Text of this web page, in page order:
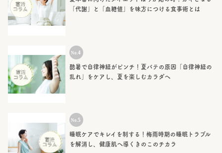
「代謝」と「血糖値」を味方につける食事術とは
酷暑で自律神経がピンチ！夏バテの原因「自律神経の
乱れ」をケアし、夏を楽しむカラダへ
睡眠ケアでキレイを制する！梅雨時期の睡眠トラブル
を解消し、健康肌へ導くきのこのチカラ